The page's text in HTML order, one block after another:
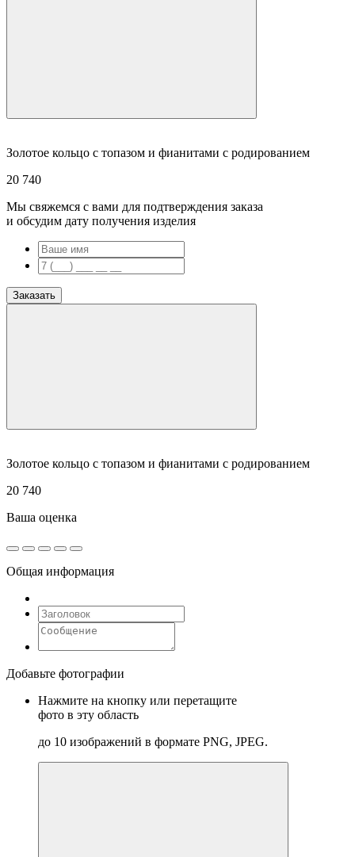
Золотое кольцо с топазом и фианитами с родированием
20 740
Мы свяжемся с вами для подтверждения заказа
и обсудим дату получения изделия
Заказать
Золотое кольцо с топазом и фианитами с родированием
20 740
Ваша оценка
Общая информация
Добавьте фотографии
Нажмите на кнопку или перетащите
фото в эту область
до 10 изображений в формате PNG, JPEG.